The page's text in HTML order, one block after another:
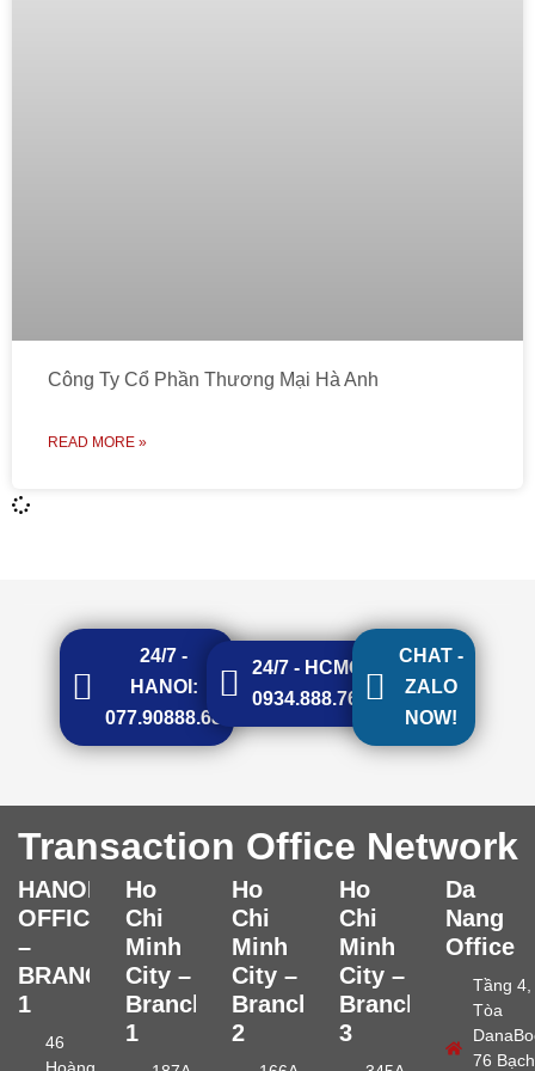
Công Ty Cổ Phần Thương Mại Hà Anh
READ MORE »
24/7 -
HANOI:
077.90888.68
24/7 - HCMC:
0934.888.768
CHAT -
ZALO
NOW!
Transaction Office Network
HANOI
OFFICE
–
BRANCH
1
46
Ho
Chi
Minh
City –
Branch
1
Ho
Chi
Minh
City –
Branch
2
Ho
Chi
Minh
City –
Branch
3
Da
Nang
Office
Tầng 4,
Tòa
76 Bạch